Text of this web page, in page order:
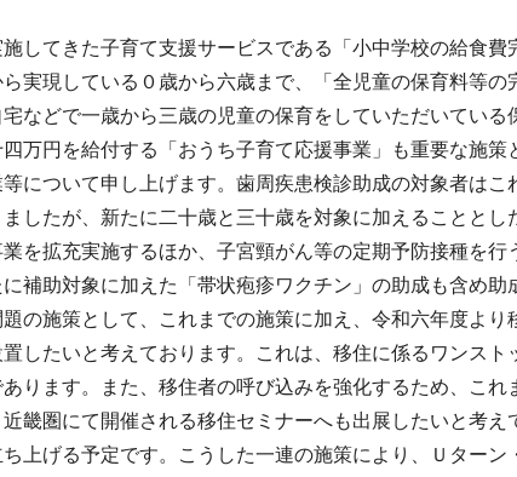
してきた子育て支援サービスである「小中学校の給食費
実現している０歳から六歳まで、「全児童の保育料等
などで一歳から三歳の児童の保育をしていただいてい
万円を給付する「おうち子育て応援事業」も重要な施策
について申し上げます。歯周疾患検診助成の対象者はこ
したが、新たに二十歳と三十歳を対象に加えることと
を拡充実施するほか、子宮頸がん等の定期予防接種を
補助対象に加えた「帯状疱疹ワクチン」の助成も含め助
の施策として、これまでの施策に加え、令和六年度より
したいと考えております。これは、移住に係るワンス
ります。また、移住者の呼び込みを強化するため、こ
畿圏にて開催される移住セミナーへも出展したいと考
ち上げる予定です。こうした一連の施策により、Ｕター